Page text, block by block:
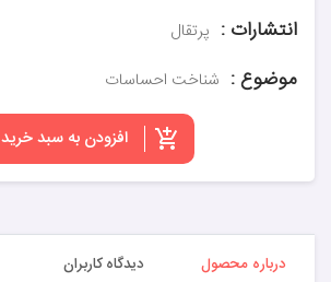
انتشارات : پرتقال
موضوع : شناخت احساسات
افزودن به سبد خرید
درباره محصول دیدگاه کاربران